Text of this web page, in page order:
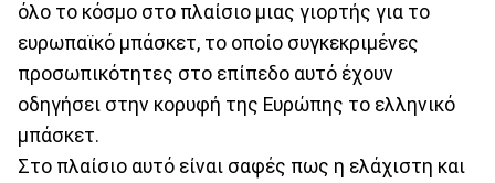
όλο το κόσμο στο πλαίσιο μιας γιορτής για το
ευρωπαϊκό μπάσκετ, το οποίο συγκεκριμένες
προσωπικότητες στο επίπεδο αυτό έχουν
οδηγήσει στην κορυφή της Ευρώπης το ελληνικό
μπάσκετ.
Στο πλαίσιο αυτό είναι σαφές πως η ελάχιστη και